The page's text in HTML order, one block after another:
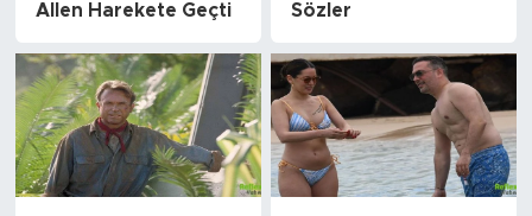
Allen Harekete Geçti
Sözler